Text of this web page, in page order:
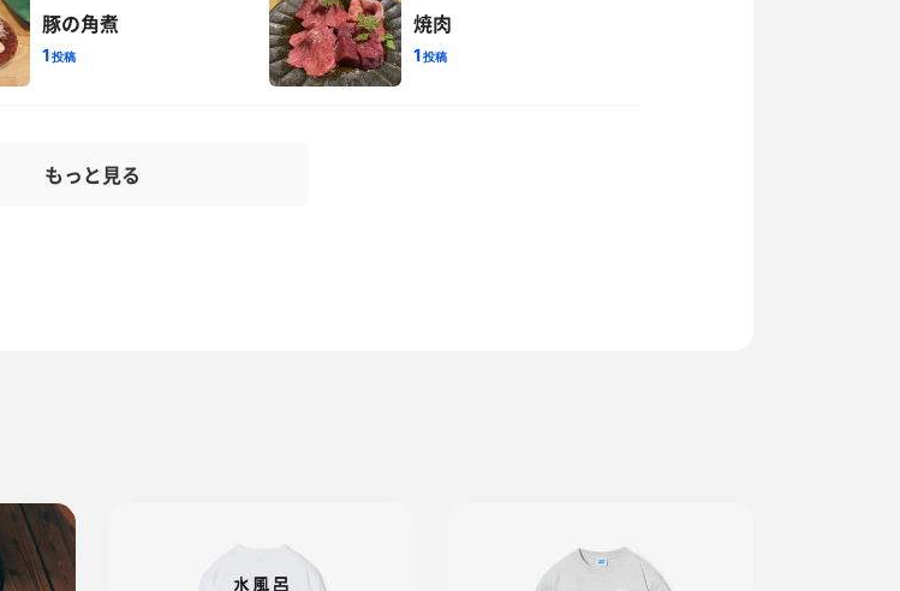
豚の角煮
1投稿
焼肉
1投稿
もっと見る